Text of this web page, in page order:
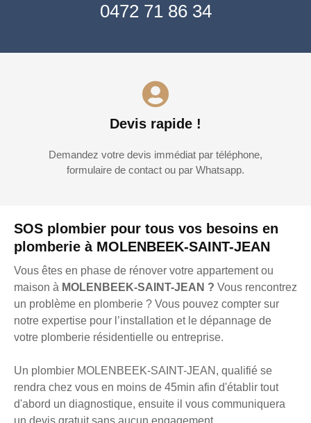
SOS plombier pour tous vos besoins en
plomberie à MOLENBEEK-SAINT-JEAN
Vous êtes en phase de rénover votre appartement ou
maison à MOLENBEEK-SAINT-JEAN ? Vous rencontrez
un problème en plomberie ? Vous pouvez compter sur
notre expertise pour l’installation et le dépannage de
votre plomberie résidentielle ou entreprise.
Un plombier MOLENBEEK-SAINT-JEAN, qualifié se
rendra chez vous en moins de 45min afin d'établir tout
d'abord un diagnostique, ensuite il vous communiquera
0472 71 86 34
Devis rapide !
Demandez votre devis immédiat par téléphone,
formulaire de contact ou par Whatsapp.